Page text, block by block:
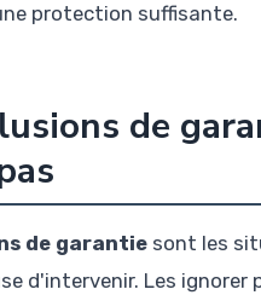
protection suffisante.
de
de garantie sont les
d'intervenir. Les